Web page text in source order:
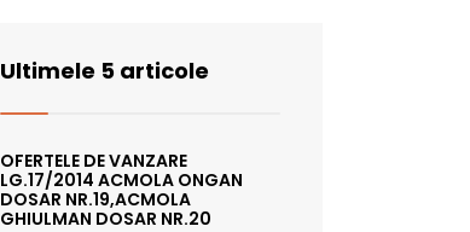
Ultimele 5 articole
OFERTELE DE VANZARE
LG.17/2014 ACMOLA ONGAN
DOSAR NR.19,ACMOLA
GHIULMAN DOSAR NR.20